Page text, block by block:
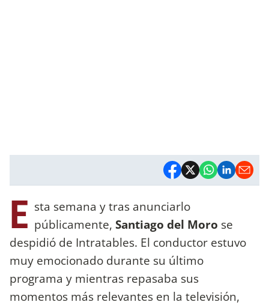
E sta semana y tras anunciarlo
públicamente, Santiago del Moro se
despidió de Intratables. El conductor estuvo
muy emocionado durante su último
programa y mientras repasaba sus
momentos más relevantes en la televisión,